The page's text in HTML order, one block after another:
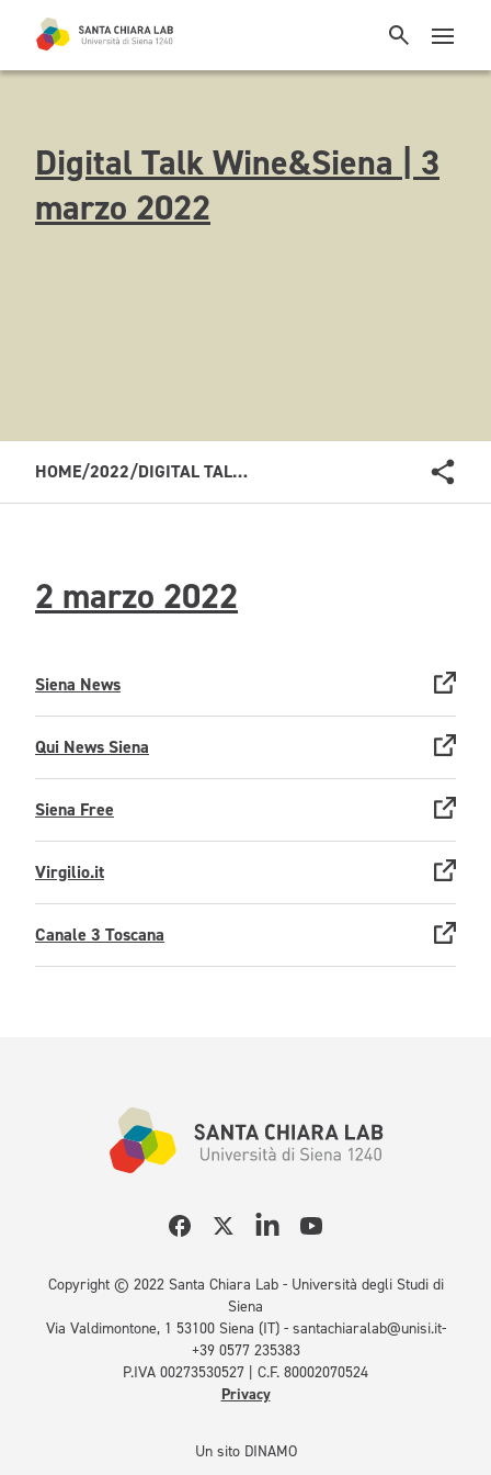
Digital Talk Wine&Siena | 3
marzo 2022
HOME/2022/ DIGITAL TALK WINE&SIENA | 3 MARZO 2022
2 marzo 2022
Siena News
Qui News Siena
Siena Free
Virgilio.it
Canale 3 Toscana
Copyright © 2022 Santa Chiara Lab - Università degli Studi di
Siena
Via Valdimontone, 1 53100 Siena (IT) - santachiaralab@unisi.it-
+39 0577 235383
P.IVA 00273530527 | C.F. 80002070524
Privacy
Un sito DINAMO